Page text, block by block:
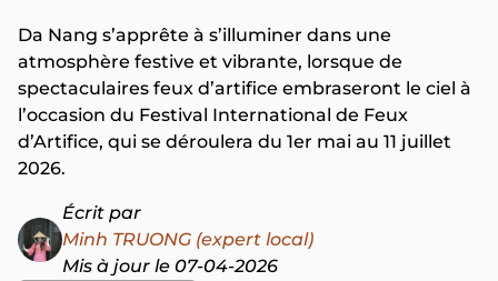
Da Nang s’apprête à s’illuminer dans une
atmosphère festive et vibrante, lorsque de
spectaculaires feux d’artifice embraseront le ciel à
l’occasion du Festival International de Feux
d’Artifice, qui se déroulera du 1er mai au 11 juillet
2026.
Écrit par
Minh TRUONG (expert local)
Mis à jour le 07-04-2026